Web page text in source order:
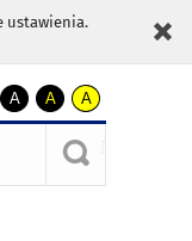
ustawienia.
A
kontrast
czarnym
A
kontrast
żółty
tekst
czarnym
A
kontrast
czarny
tekst
żółtym